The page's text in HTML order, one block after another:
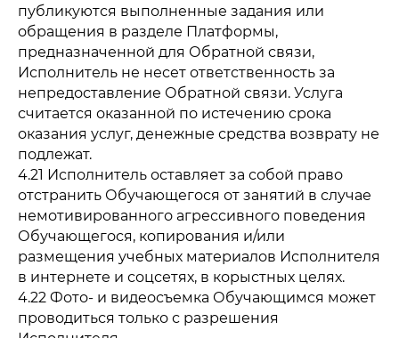
публикуются выполненные задания или
обращения в разделе Платформы,
предназначенной для Обратной связи,
Исполнитель не несет ответственность за
непредоставление Обратной связи. Услуга
считается оказанной по истечению срока
оказания услуг, денежные средства возврату не
подлежат.
4.21 Исполнитель оставляет за собой право
отстранить Обучающегося от занятий в случае
немотивированного агрессивного поведения
Обучающегося, копирования и/или
размещения учебных материалов Исполнителя
в интернете и соцсетях, в корыстных целях.
4.22 Фото- и видеосъемка Обучающимся может
проводиться только с разрешения